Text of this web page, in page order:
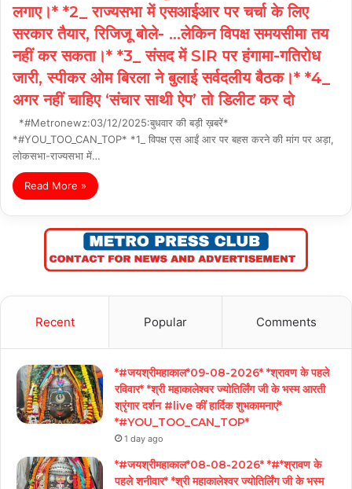
लगाए।* *2_ राज्यसभा में एसआईआर पर चर्चा के लिए
सरकार तैयार, रिजिजू बोले- …लेकिन विपक्ष समयसीमा तय
नहीं कर सकता।* *3_ संसद में SIR पर हंगामा-गतिरोध
जारी, स्पीकर ओम बिरला ने बुलाई सर्वदलीय बैठक।* *4_
अगर नहीं चाहिए ‘संचार साथी ऐप’ तो डिलीट कर दो
*#Metronewz:03/12/2025:बुधवार की बड़ी ख़बरें*
*#YOU_TOO_CAN_TOP* *1_ विपक्ष एस आईं आर पर बहस करने की मांग पर अड़ा,
लोकसभा-राज्यसभा में…
Read More »
Recent Popular Comments
*#जयश्रीमहाकाल*09-08-2026* *श्रावण के पहले
रविवार* *श्री महाकालेश्वर ज्योतिर्लिंग जी के भस्म आरती
श्रृंगार दर्शन #live कीं हार्दिक शुभकामनाएं*
*#YOU_TOO_CAN_TOP*
1 day ago
*#जयश्रीमहाकाल*08-08-2026* *#*श्रावण के
पहले शनीवार* *श्री महाकालेश्वर ज्योतिर्लिंग जी के भस्म